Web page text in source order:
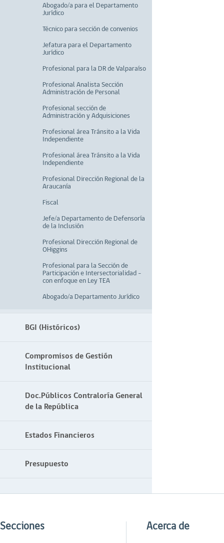
Abogado/a para el Departamento
Jurídico
Técnico para sección de convenios
Jefatura para el Departamento
Jurídico
Profesional para la DR de Valparaíso
Profesional Analista Sección
Administración de Personal
Profesional sección de
Administración y Adquisiciones
Profesional área Tránsito a la Vida
Independiente
Profesional área Tránsito a la Vida
Independiente
Profesional Dirección Regional de la
Araucanía
Fiscal
Jefe/a Departamento de Defensoría
de la Inclusión
Profesional Dirección Regional de
OHiggins
Profesional para la Sección de
Participación e Intersectorialidad –
con enfoque en Ley TEA
Abogado/a Departamento Jurídico
BGI (Históricos)
Compromisos de Gestión
Institucional
Doc.Públicos Contraloría General
de la República
Estados Financieros
Presupuesto
Secciones Acerca de